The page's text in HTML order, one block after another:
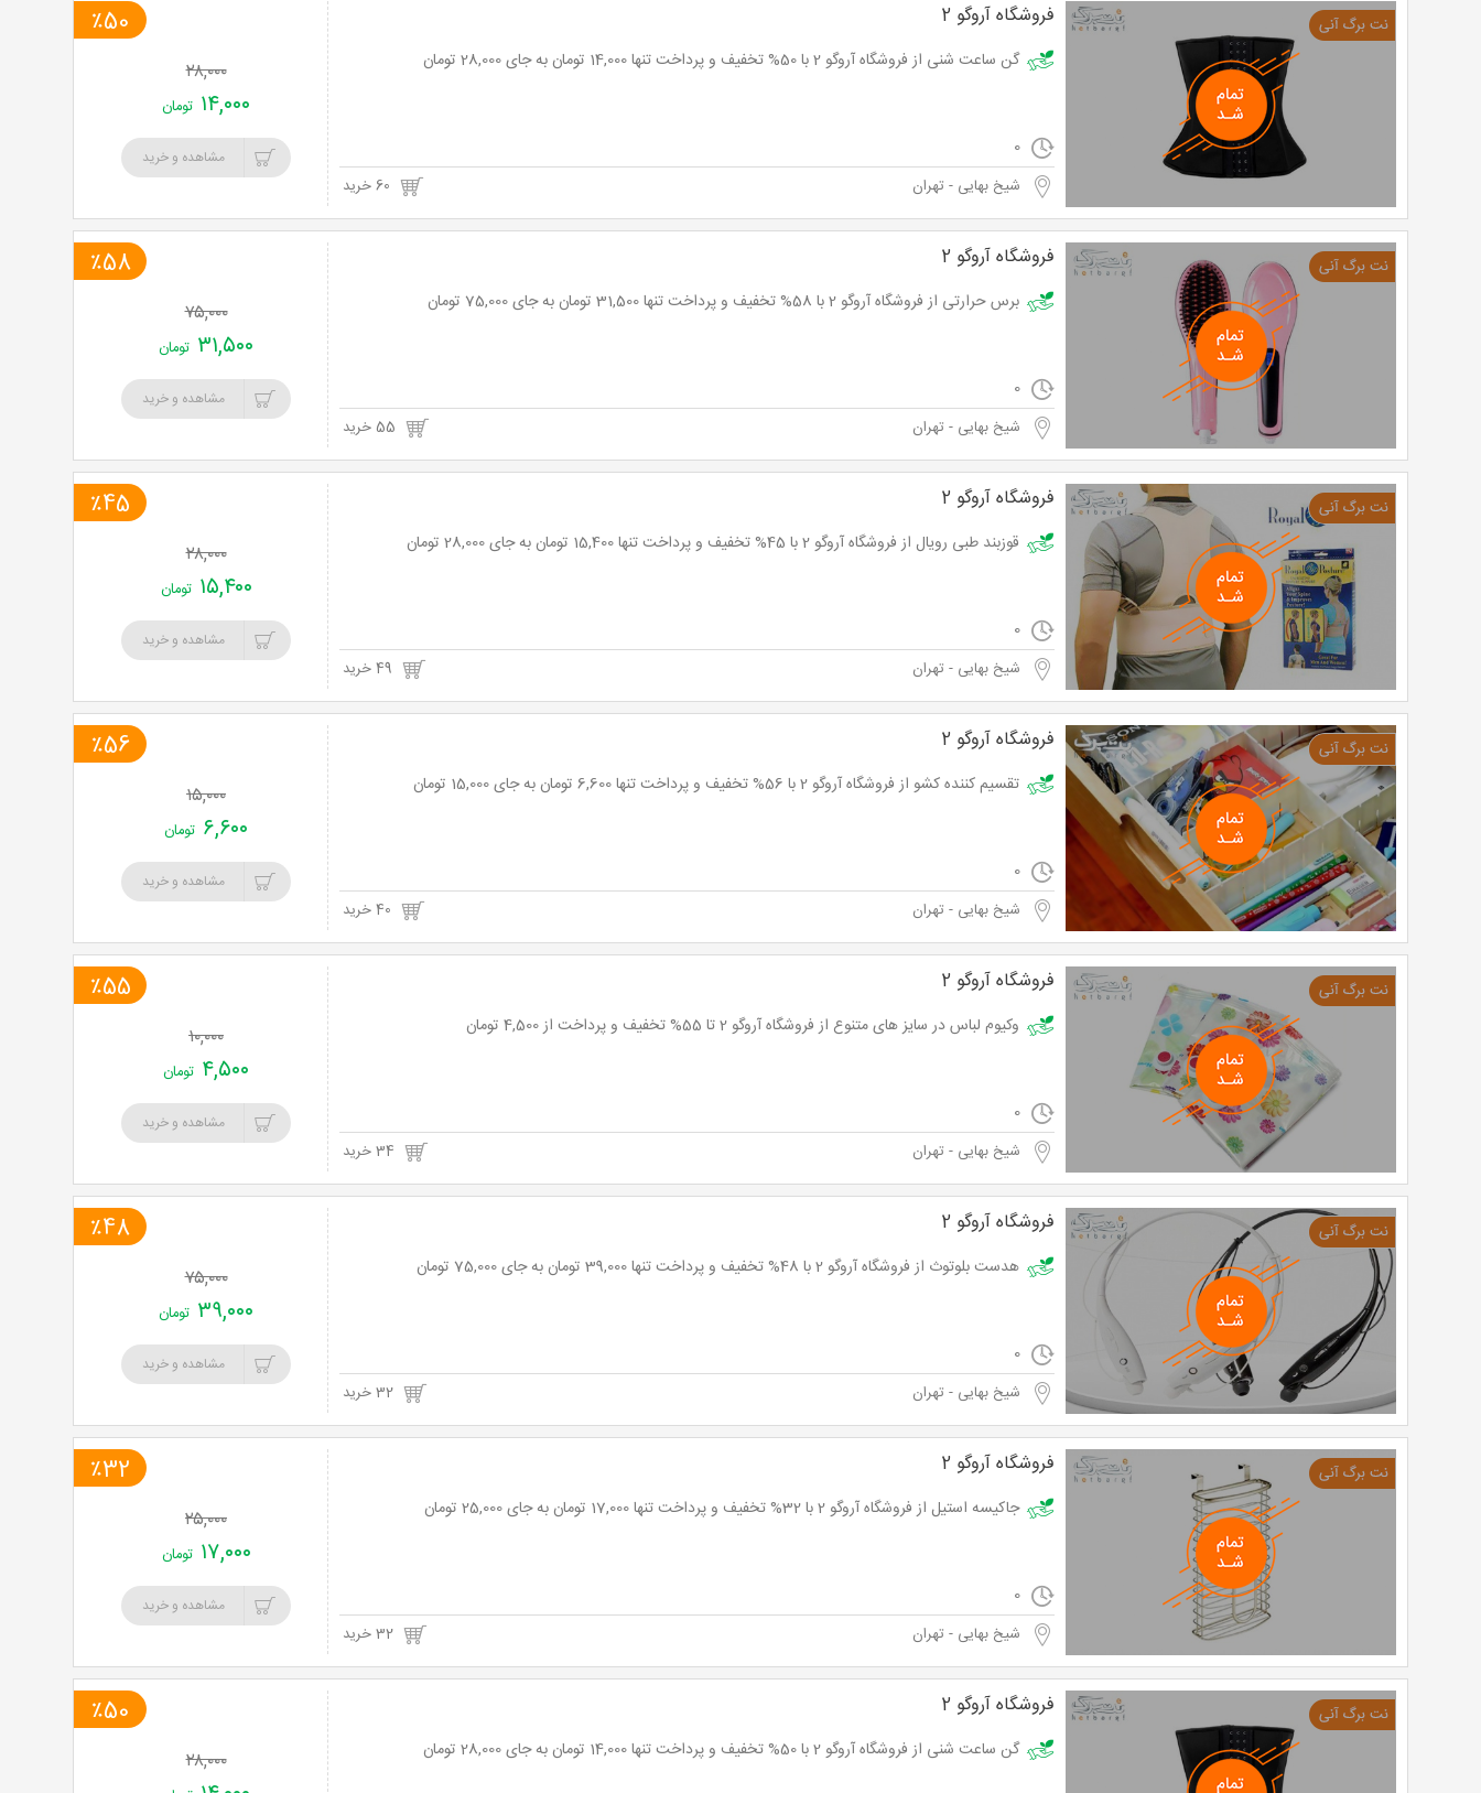
فروشگاه آروگو 2
گن ساعت شنی از فروشگاه آروگو 2 با 50% تخفیف و پرداخت تنها 14,000 تومان به جای 28,000 تومان
0
شیخ بهایی - تهران
٪50
۲۸,۰۰۰
۱۴,۰۰۰ تومان
مشاهده و خرید
فروشگاه آروگو 2
برس حرارتی از فروشگاه آروگو 2 با 58% تخفیف و پرداخت تنها 31,500 تومان به جای 75,000 تومان
0
شیخ بهایی - تهران
٪58
۷۵,۰۰۰
۳۱,۵۰۰ تومان
مشاهده و خرید
فروشگاه آروگو 2
قوزبند طبی رویال از فروشگاه آروگو 2 با 45% تخفیف و پرداخت تنها 15,400 تومان به جای 28,000 تومان
0
شیخ بهایی - تهران
٪45
۲۸,۰۰۰
۱۵,۴۰۰ تومان
مشاهده و خرید
فروشگاه آروگو 2
تقسیم کننده کشو از فروشگاه آروگو 2 با 56% تخفیف و پرداخت تنها 6,600 تومان به جای 15,000 تومان
0
شیخ بهایی - تهران
٪56
۱۵,۰۰۰
۶,۶۰۰ تومان
مشاهده و خرید
فروشگاه آروگو 2
وکیوم لباس در سایز های متنوع از فروشگاه آروگو 2 تا 55% تخفیف و پرداخت از 4,500 تومان
0
شیخ بهایی - تهران
٪55
۱۰,۰۰۰
۴,۵۰۰ تومان
مشاهده و خرید
فروشگاه آروگو 2
هدست بلوتوث از فروشگاه آروگو 2 با 48% تخفیف و پرداخت تنها 39,000 تومان به جای 75,000 تومان
0
شیخ بهایی - تهران 32 خرید
٪48
۷۵,۰۰۰
۳۹,۰۰۰ تومان
مشاهده و خرید
فروشگاه آروگو 2
جاكيسه استيل از فروشگاه آروگو 2 با 32% تخفیف و پرداخت تنها 17,000 تومان به جای 25,000 تومان
0
شیخ بهایی - تهران 32 خرید
٪32
۲۵,۰۰۰
۱۷,۰۰۰ تومان
مشاهده و خرید
فروشگاه آروگو 2
گن ساعت شنی از فروشگاه آروگو 2 با 50% تخفیف و پرداخت تنها 14,000 تومان به جای 28,000 تومان
٪50
۲۸,۰۰۰